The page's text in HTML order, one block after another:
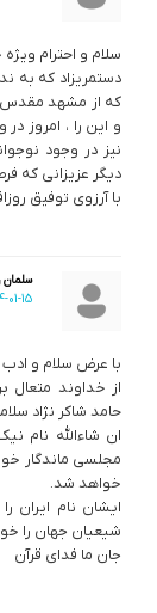
سلام و احترام
دستمریزاد که به
که از مشهد مقدس
و این را ، امروز
نیز در وجود
دیگر عزیزانی که
با آرزوی توفیق
سلمان
1404-01-15
با عرض سلام و ادب
از خداوند متعال
حامد شاکر نژاد
ان شاءالله نام
مجلسی ماندگار
خواهد شد.
ایشان نام ایران
شیعیان جهان را
جان ما فدای قرآن